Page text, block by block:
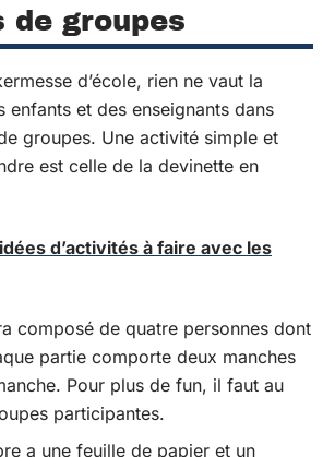
de groupes
d’école, rien ne vaut la
enfants et des enseignants dans
groupes. Une activité simple et
est celle de la devinette en
d’activités à faire avec les
composé de quatre personnes dont
partie comporte deux manches
Pour plus de fun, il faut au
participantes.
a une feuille de papier et un